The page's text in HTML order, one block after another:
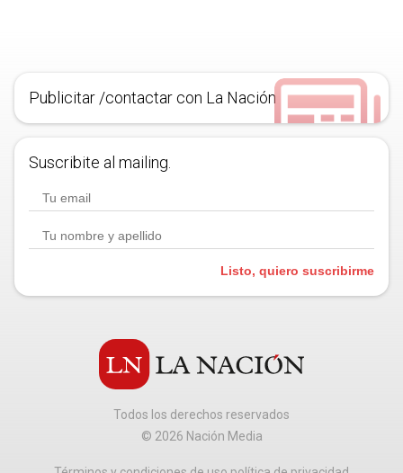
Publicitar /contactar con La Nación
Suscribite al mailing.
Listo, quiero suscribirme
Todos los derechos reservados
© 2026 Nación Media